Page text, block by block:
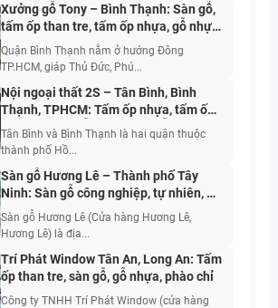
Xưởng gỗ Tony – Bình Thạnh: Sàn gỗ,
tấm ốp than tre, tấm ốp nhựa, gỗ nhựa
ngoài trời, cửa cao cấp
Quận Bình Thạnh nằm ở hướng Đông
TP.HCM, giáp Thủ Đức, Phú...
Nội ngoại thất 2S – Tân Bình, Bình
Thạnh, TPHCM: Tấm ốp nhựa, tấm ốp
than tre, sàn gỗ, sàn nhựa, gỗ nhựa
ngoài trời, phào chỉ, len, nẹp trang trí
Tân Bình và Bình Thạnh là hai quận thuộc
thành phố Hồ...
Sàn gỗ Hương Lê – Thành phố Tây
Ninh: Sàn gỗ công nghiệp, tự nhiên, gỗ
nhựa, sàn nhựa, tấm ốp nhựa, phụ kiện
Sàn gỗ Hương Lê (Cửa hàng Hương Lê,
Hương Lê) là địa...
Trí Phát Window Tân An, Long An: Tấm
ốp than tre, sàn gỗ, gỗ nhựa, phào chỉ
Công ty TNHH Trí Phát Window (cửa hàng